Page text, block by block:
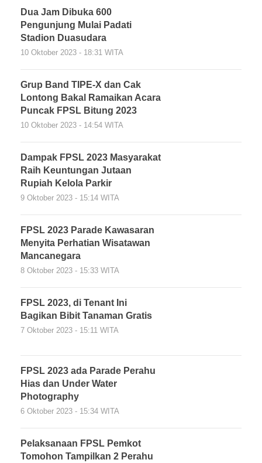
Dua Jam Dibuka 600
Pengunjung Mulai Padati
Stadion Duasudara
10 Oktober 2023 - 18:31 WITA
Grup Band TIPE-X dan Cak
Lontong Bakal Ramaikan Acara
Puncak FPSL Bitung 2023
10 Oktober 2023 - 14:54 WITA
Dampak FPSL 2023 Masyarakat
Raih Keuntungan Jutaan
Rupiah Kelola Parkir
9 Oktober 2023 - 15:14 WITA
FPSL 2023 Parade Kawasaran
Menyita Perhatian Wisatawan
Mancanegara
8 Oktober 2023 - 15:33 WITA
FPSL 2023, di Tenant Ini
Bagikan Bibit Tanaman Gratis
7 Oktober 2023 - 15:11 WITA
FPSL 2023 ada Parade Perahu
Hias dan Under Water
Photography
6 Oktober 2023 - 15:34 WITA
Pelaksanaan FPSL Pemkot
Tomohon Tampilkan 2 Perahu